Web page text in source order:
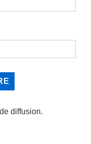
diffusion.